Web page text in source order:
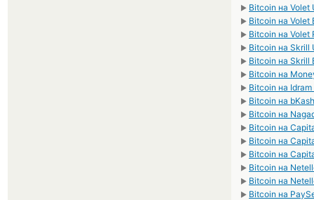
► Bitcoin на Volet
► Bitcoin на Volet
► Bitcoin на Volet
► Bitcoin на Skrill
► Bitcoin на Skrill
► Bitcoin на
► Bitcoin на Idram
► Bitcoin на
► Bitcoin на
► Bitcoin на
► Bitcoin на
► Bitcoin на
► Bitcoin на
► Bitcoin на
► Bitcoin на